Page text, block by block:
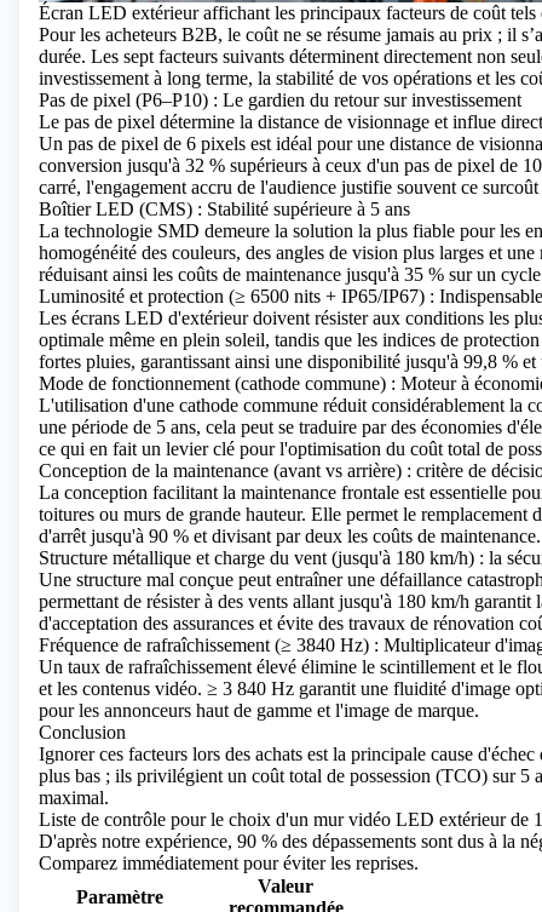
Écran LED extérieur affichant les principaux facteurs de coût
Pour les acheteurs B2B, le coût ne se résume jamais au prix ; il
durée. Les sept facteurs suivants déterminent directement non
investissement à long terme, la stabilité de vos opérations et les
Pas de pixel (P6–P10) : Le gardien du retour sur investissement
Le pas de pixel détermine la distance de visionnage et influe
Un pas de pixel de 6 pixels est idéal pour une distance de
conversion jusqu'à 32 % supérieurs à ceux d'un pas de pixel de
carré, l'engagement accru de l'audience justifie souvent ce
Boîtier LED (CMS) : Stabilité supérieure à 5 ans
La technologie SMD demeure la solution la plus fiable pour les
homogénéité des couleurs, des angles de vision plus larges et
réduisant ainsi les coûts de maintenance jusqu'à 35 % sur un
Luminosité et protection (≥ 6500 nits + IP65/IP67) :
Les écrans LED d'extérieur doivent résister aux conditions les
optimale même en plein soleil, tandis que les indices de
fortes pluies, garantissant ainsi une disponibilité jusqu'à 99,8 %
Mode de fonctionnement (cathode commune) : Moteur à
L'utilisation d'une cathode commune réduit considérablement la
une période de 5 ans, cela peut se traduire par des économies
ce qui en fait un levier clé pour l'optimisation du coût total de
Conception de la maintenance (avant vs arrière) : critère de
La conception facilitant la maintenance frontale est essentielle
toitures ou murs de grande hauteur. Elle permet le remplacement
d'arrêt jusqu'à 90 % et divisant par deux les coûts de maintenance.
Structure métallique et charge du vent (jusqu'à 180 km/h) : la
Une structure mal conçue peut entraîner une défaillance
permettant de résister à des vents allant jusqu'à 180 km/h
d'acceptation des assurances et évite des travaux de rénovation
Fréquence de rafraîchissement (≥ 3840 Hz) : Multiplicateur
Un taux de rafraîchissement élevé élimine le scintillement et le
et les contenus vidéo. ≥ 3 840 Hz garantit une fluidité d'image
pour les annonceurs haut de gamme et l'image de marque.
Conclusion
Ignorer ces facteurs lors des achats est la principale cause
plus bas ; ils privilégient un coût total de possession (TCO) sur 5
maximal.
Liste de contrôle pour le choix d'un mur vidéo LED extérieur de
D'après notre expérience, 90 % des dépassements sont dus à la
Comparez immédiatement pour éviter les reprises.
Paramètre
Valeur
recommandée